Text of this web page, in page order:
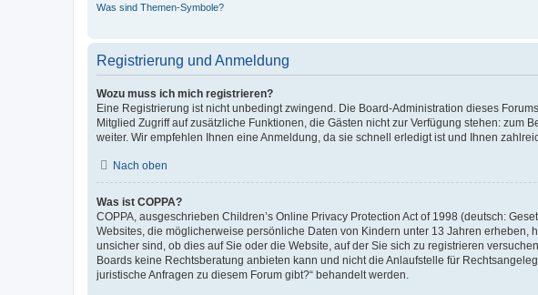
Was sind Themen-Symbole?
Registrierung und Anmeldung
Wozu muss ich mich registrieren?
Eine Registrierung ist nicht unbedingt zwingend. Die Board-Administration dieses
Mitglied Zugriff auf zusätzliche Funktionen, die Gästen nicht zur Verfügung stehen: zum
weiter. Wir empfehlen Ihnen eine Anmeldung, da sie schnell erledigt ist und Ihnen
Nach oben
Was ist COPPA?
COPPA, ausgeschrieben Children’s Online Privacy Protection Act of 1998 (deutsch:
Websites, die möglicherweise persönliche Daten von Kindern unter 13 Jahren
unsicher sind, ob dies auf Sie oder die Website, auf der Sie sich zu registrieren
Boards keine Rechtsberatung anbieten kann und nicht die Anlaufstelle für
juristische Anfragen zu diesem Forum gibt?“ behandelt werden.